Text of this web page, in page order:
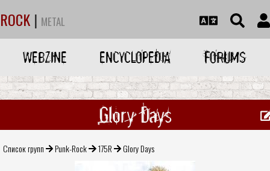
ROCK | METAL
WEBZINE ENCYCLOPEDIA FORUMS
Glory Days
Список групп Punk-Rock 175R Glory Days